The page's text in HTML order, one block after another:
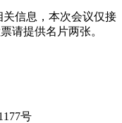
信息，本次会议仅接
请提供名片两张。
号